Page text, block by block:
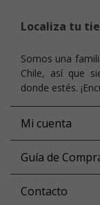
Localiza tu
Somos una
Chile, así que
donde estés.
Mi cuenta
Guía de
Contacto